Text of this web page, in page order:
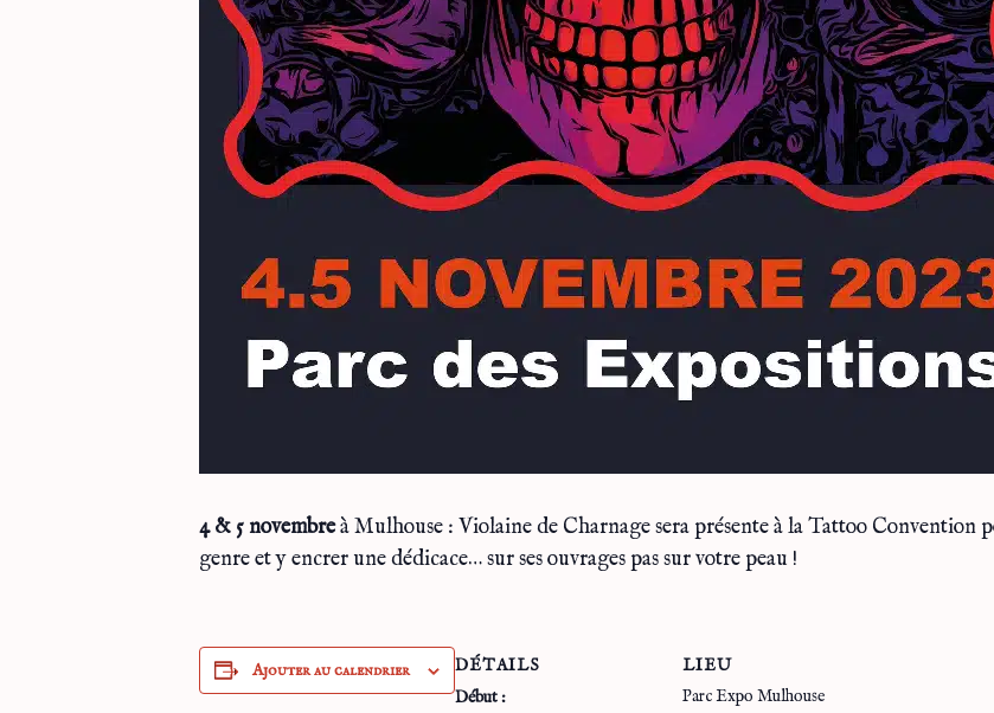
4 & 5 novembreà Mulhouse : Violaine de Charnage sera présente à la Tattoo Convention
genre et y encrer une dédicace… sur ses ouvrages pas sur votre peau !
Ajouter au calendrier
DÉTAILS
Début :
LIEU
Parc Expo Mulhouse